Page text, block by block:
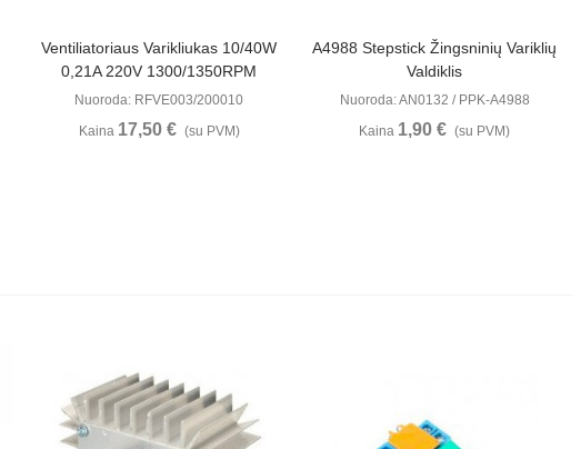
Peržiūrėti
Ventiliatoriaus Varikliukas 10/40W
0,21A 220V 1300/1350RPM
Nuoroda: RFVE003/200010
Kaina 17,50 € (su PVM)
Peržiūrėti
A4988 Stepstick Žingsninių Variklių
Valdiklis
Nuoroda: AN0132 / PPK-A4988
Kaina 1,90 € (su PVM)